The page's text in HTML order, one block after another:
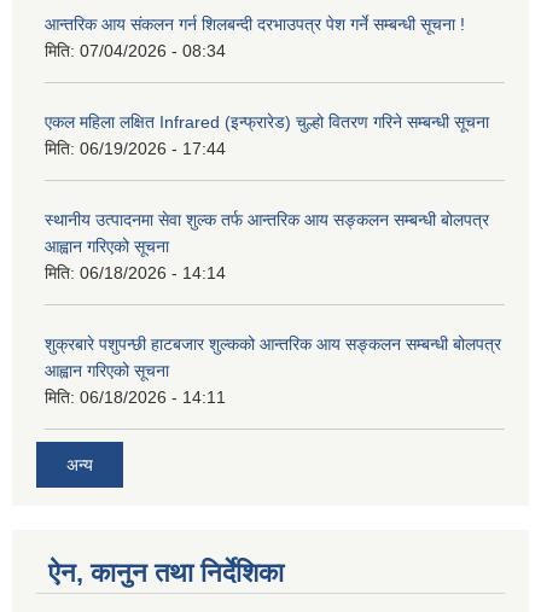
आन्तरिक आय संकलन गर्न शिलबन्दी दरभाउपत्र पेश गर्ने सम्बन्धी सूचना !
मिति: 07/04/2026 - 08:34
एकल महिला लक्षित Infrared (इन्फ्रारेड) चुल्हो वितरण गरिने सम्बन्धी सूचना
मिति: 06/19/2026 - 17:44
स्थानीय उत्पादनमा सेवा शुल्क तर्फ आन्तरिक आय सङ्कलन सम्बन्धी बोलपत्र
आह्वान गरिएको सूचना
मिति: 06/18/2026 - 14:14
शुक्रबारे पशुपन्छी हाटबजार शुल्कको आन्तरिक आय सङ्कलन सम्बन्धी बोलपत्र
आह्वान गरिएको सूचना
मिति: 06/18/2026 - 14:11
अन्य
ऐन, कानुन तथा निर्देशिका